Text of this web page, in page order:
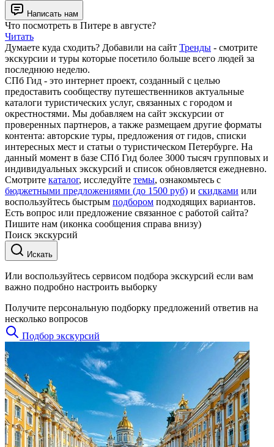
Написать нам
Что посмотреть в Питере в августе?
Читать
Думаете куда сходить? Добавили на сайт Тренды - смотрите
экскурсии и туры которые посетило больше всего людей за
последнюю неделю.
СПб Гид - это интернет проект, созданный с целью
предоставить сообществу путешественников актуальные
каталоги туристических услуг, связанных с городом и
окрестностями. Мы добавляем на сайт экскурсии от
проверенных партнеров, а также размещаем другие форматы
контента: авторские туры, предложения от гидов, списки
интересных мест и статьи о туристическом Петербурге. На
данный момент в базе СПб Гид более 3000 тысяч групповых и
индивидуальных экскурсий и список обновляется ежедневно.
Смотрите каталог, исследуйте темы, ознакомьтесь с
бюджетными предложениями (до 1500 руб) и скидками или
воспользуйтесь быстрым подбором подходящих вариантов.
Есть вопрос или предложение связанное с работой сайта?
Пишите нам (иконка сообщения справа внизу)
Поиск экскурсий
Искать
Или воспользуйтесь сервисом подбора экскурсий если вам
важно подробно настроить выборку
Получите персональную подборку предложений ответив на
несколько вопросов
Подбор экскурсий